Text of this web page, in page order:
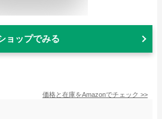
ョップでみる
価格と在庫をAmazonでチェック >>